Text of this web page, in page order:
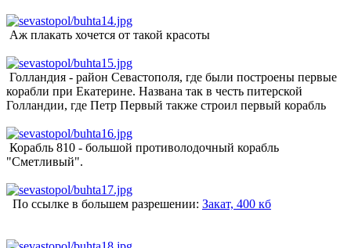
Аж плакать хочется от такой красоты
Голландия - район Севастополя, где были построены первые
корабли при Екатерине. Названа так в честь питерской
Голландии, где Петр Первый также строил первый корабль
Корабль 810 - большой противолодочный корабль
"Сметливый".
По ссылке в большем разрешении: Закат, 400 кб